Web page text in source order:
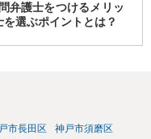
弁護士をつけるメリッ
を選ぶポイントとは？
市長田区
神戸市須磨区